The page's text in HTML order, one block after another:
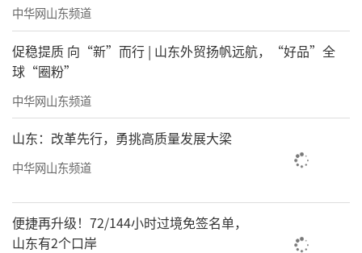
中华网山东频道
促稳提质 向“新”而行 | 山东外贸扬帆远航，“好品”全
球“圈粉”
中华网山东频道
山东：改革先行，勇挑高质量发展大梁
中华网山东频道
便捷再升级！72/144小时过境免签名单，
山东有2个口岸